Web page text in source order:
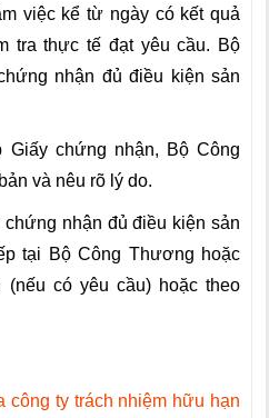
việc kể từ ngày có kết quả
tra thực tế đạt yêu cầu. Bộ
nhận đủ điều kiện sản
chứng nhận, Bộ Công
và nêu rõ lý do.
nhận đủ điều kiện sản
tại Bộ Công Thương hoặc
có yêu cầu) hoặc theo
công ty trách nhiệm hữu hạn